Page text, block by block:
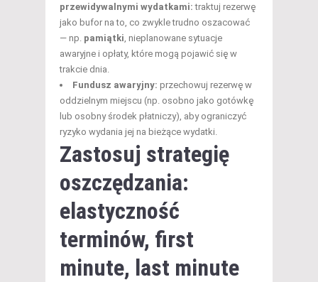
przewidywalnymi wydatkami: traktuj rezerwę
jako bufor na to, co zwykle trudno oszacować
— np. pamiątki , nieplanowane sytuacje
awaryjne i opłaty, które mogą pojawić się w
trakcie dnia.
Fundusz awaryjny: przechowuj rezerwę w
oddzielnym miejscu (np. osobno jako gotówkę
lub osobny środek płatniczy), aby ograniczyć
ryzyko wydania jej na bieżące wydatki.
Zastosuj strategię
oszczędzania:
elastyczność
terminów, first
minute, last minute